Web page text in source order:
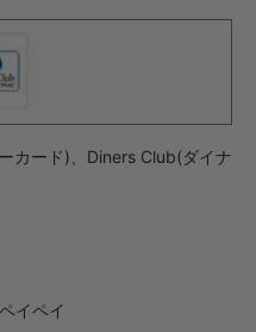
カード)、Diners Club(ダイナ